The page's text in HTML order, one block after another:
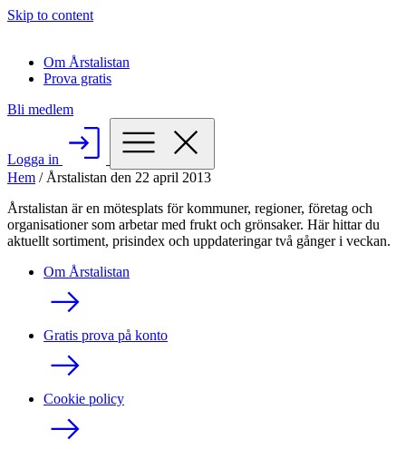
Skip to content
Om Årstalistan
Prova gratis
Bli medlem
Logga in
Hem / Årstalistan den 22 april 2013
Årstalistan är en mötesplats för kommuner, regioner, företag och
organisationer som arbetar med frukt och grönsaker. Här hittar du
aktuellt sortiment, prisindex och uppdateringar två gånger i veckan.
Om Årstalistan
Gratis prova på konto
Cookie policy